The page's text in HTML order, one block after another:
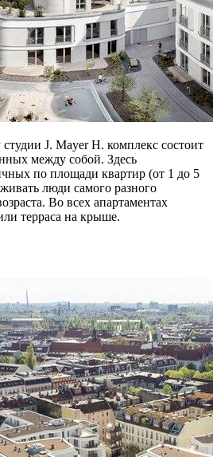
J. Mayer H. комплекс состоит
между собой. Здесь
по площади квартир (от 1 до 5
люди самого разного
Во всех апартаментах
терраса на крыше.